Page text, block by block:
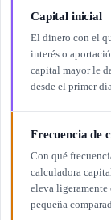
Capital inicial
El dinero con el
interés o
capital mayor le
desde el primer
Frecuencia de
Con qué
calculadora
eleva
pequeña